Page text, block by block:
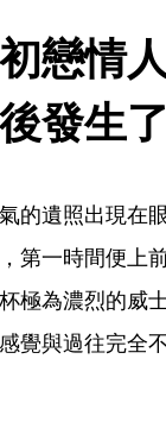
戀情
發生
的遺照出現在
第一時間便上
極為濃烈的威
覺與過往完全